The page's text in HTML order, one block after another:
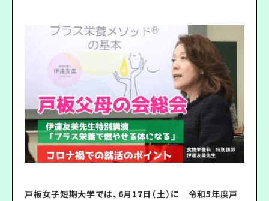
戸板女子短期大学では、6月17日（土）に 令和5年度戸